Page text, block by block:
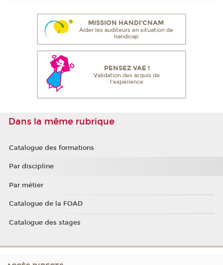
MISSION HANDI'CNAM
Aider les auditeurs en situation de
handicap
PENSEZ VAE !
Validation des acquis de
l'expérience
Dans la même rubrique
Catalogue des formations
Par discipline
Par métier
Catalogue de la FOAD
Catalogue des stages